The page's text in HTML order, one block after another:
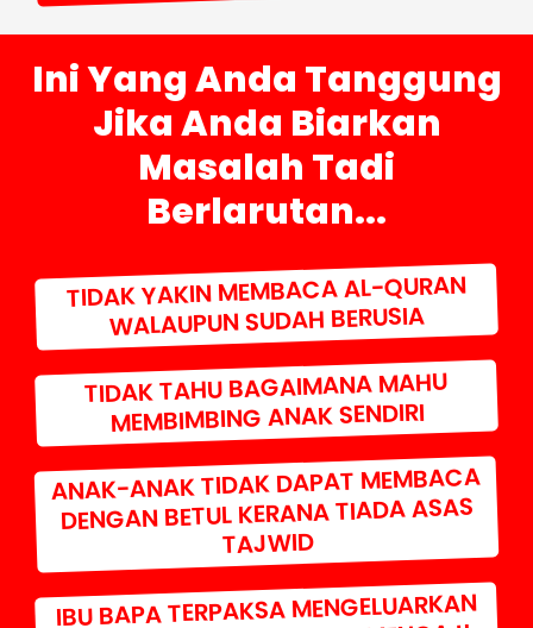
Ini Yang Anda Tanggung
Jika Anda Biarkan
Masalah Tadi
Berlarutan...
TIDAK YAKIN MEMBACA AL-QURAN
WALAUPUN SUDAH BERUSIA
TIDAK TAHU BAGAIMANA MAHU
MEMBIMBING ANAK SENDIRI
ANAK-ANAK TIDAK DAPAT MEMBACA
DENGAN BETUL KERANA TIADA ASAS
TAJWID
IBU BAPA TERPAKSA MENGELUARKAN